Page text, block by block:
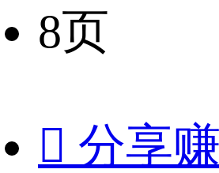
8页
 分享